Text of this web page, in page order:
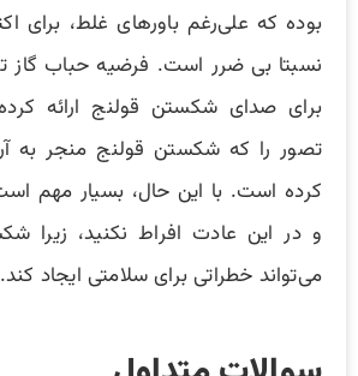
بوده که علی‌رغم باور‌های غلط، برای
نسبتا بی ضرر است. فرضیه حباب گاز
برای صدای شکستن قولنج ارائه
تصور را که شکستن قولنج منجر به
کرده است. با این حال، بسیار مهم
و در این عادت افراط نکنید، زیرا
می‌تواند خطراتی برای سلامتی ایجاد کند.